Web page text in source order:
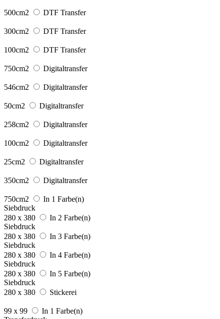
500cm2 DTF Transfer
300cm2 DTF Transfer
100cm2 DTF Transfer
750cm2 Digitaltransfer
546cm2 Digitaltransfer
50cm2 Digitaltransfer
258cm2 Digitaltransfer
100cm2 Digitaltransfer
25cm2 Digitaltransfer
350cm2 Digitaltransfer
750cm2
In 1 Farbe(n)
Siebdruck
280 x 380
In 2 Farbe(n)
Siebdruck
280 x 380
In 3 Farbe(n)
Siebdruck
280 x 380
In 4 Farbe(n)
Siebdruck
280 x 380
In 5 Farbe(n)
Siebdruck
280 x 380
Stickerei
99 x 99
In 1 Farbe(n)